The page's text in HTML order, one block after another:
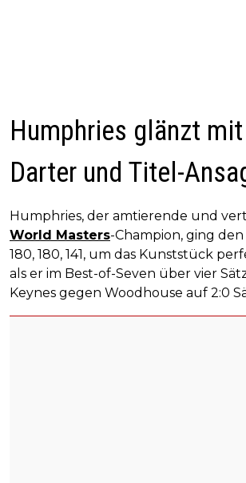
Humphries glänzt
Darter und Titel-
Humphries, der amtierende und
World Masters-Champion, ging
180, 180, 141, um das Kunststück
als er im Best-of-Seven über vier
Keynes gegen Woodhouse auf 2:0